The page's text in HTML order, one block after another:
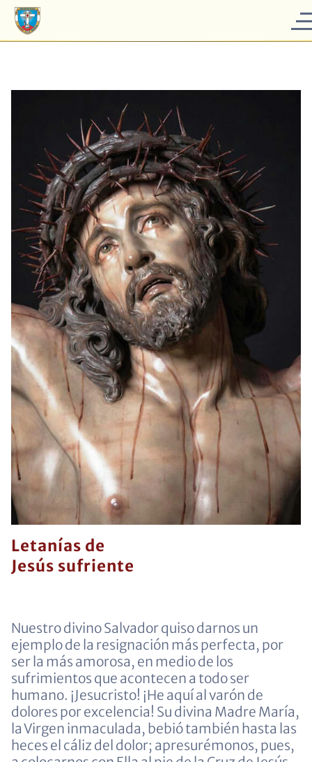
Letanías de
Jesús sufriente
Nuestro divino Salvador quiso darnos un
ejemplo de la resignación más perfecta, por
ser la más amorosa, en medio de los
sufrimientos que acontecen a todo ser
humano. ¡Jesucristo! ¡He aquí al varón de
dolores por excelencia! Su divina Madre María,
la Virgen inmaculada, bebió también hasta las
heces el cáliz del dolor; apresurémonos, pues,